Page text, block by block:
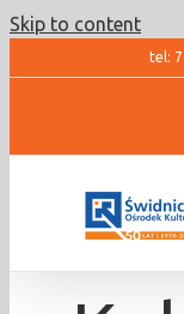
Skip to content
tel: